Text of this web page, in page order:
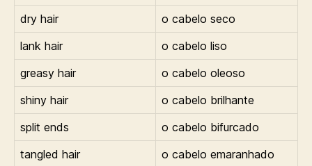
dry hair
o cabelo seco
lank hair
o cabelo liso
greasy hair
o cabelo oleoso
shiny hair
o cabelo brilhante
split ends
o cabelo bifurcado
tangled hair
o cabelo emaranhado